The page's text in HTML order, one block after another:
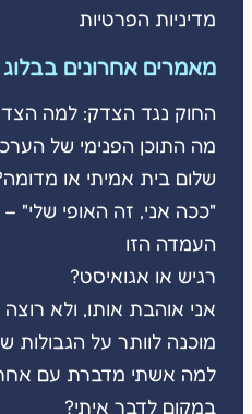
מדיניות הפרטיות
מאמרים אחרונים בבלוג
החוק נגד הצדק: למה
מה התוכן הפנימי של
שלום בית אמיתי או
"ככה אני, זה האופי שלי"
העמדה הזו
רגיש או אגואיסט?
אני אוהבת אותו, ולא
מוכנה לוותר על הגבולות
למה אשתי מדברת עם
במקום לדבר איתי?